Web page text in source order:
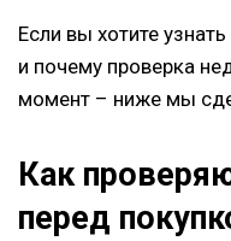
Если вы хотите
и почему проверка
момент – ниже мы
Как
перед